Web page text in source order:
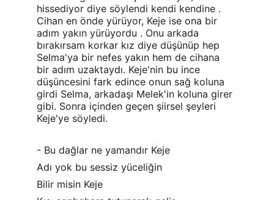
hissediyor diye söylendi kendi kendine .
Cihan en önde yürüyor, Keje ise ona bir
adım yakın yürüyordu . Onu arkada
bırakırsam korkar kız diye düşünüp hep
Selma'ya bir nefes yakın hem de cihana
bir adım uzaktaydı. Keje'nin bu ince
düşüncesini fark edince onun sağ koluna
girdi Selma, arkadaşı Melek'in koluna girer
gibi. Sonra içinden geçen şiirsel şeyleri
Keje'ye söyledi.
- Bu dağlar ne yamandır Keje
Adı yok bu sessiz yüceliğin
Bilir misin Keje